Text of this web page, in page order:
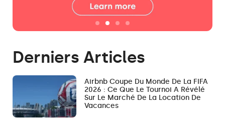
Derniers Articles
Airbnb Coupe Du Monde De La FIFA
2026 : Ce Que Le Tournoi A Révélé
Sur Le Marché De La Location De
Vacances